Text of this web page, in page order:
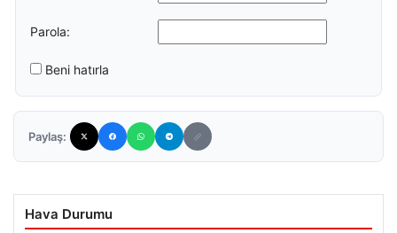
Parola:
Beni hatırla
Paylaş:
Hava Durumu